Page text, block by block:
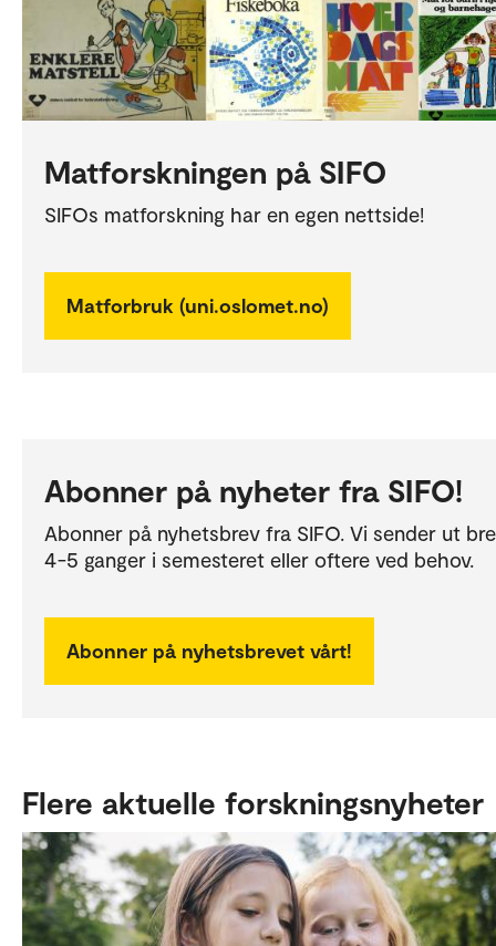
Matforskningen på SIFO
SIFOs matforskning har en egen nettside!
Matforbruk (uni.oslomet.no)
Abonner på nyheter fra SIFO!
Abonner på nyhetsbrev fra SIFO. Vi sender ut
4-5 ganger i semesteret eller oftere ved behov.
Abonner på nyhetsbrevet vårt!
Flere aktuelle forskningsnyheter